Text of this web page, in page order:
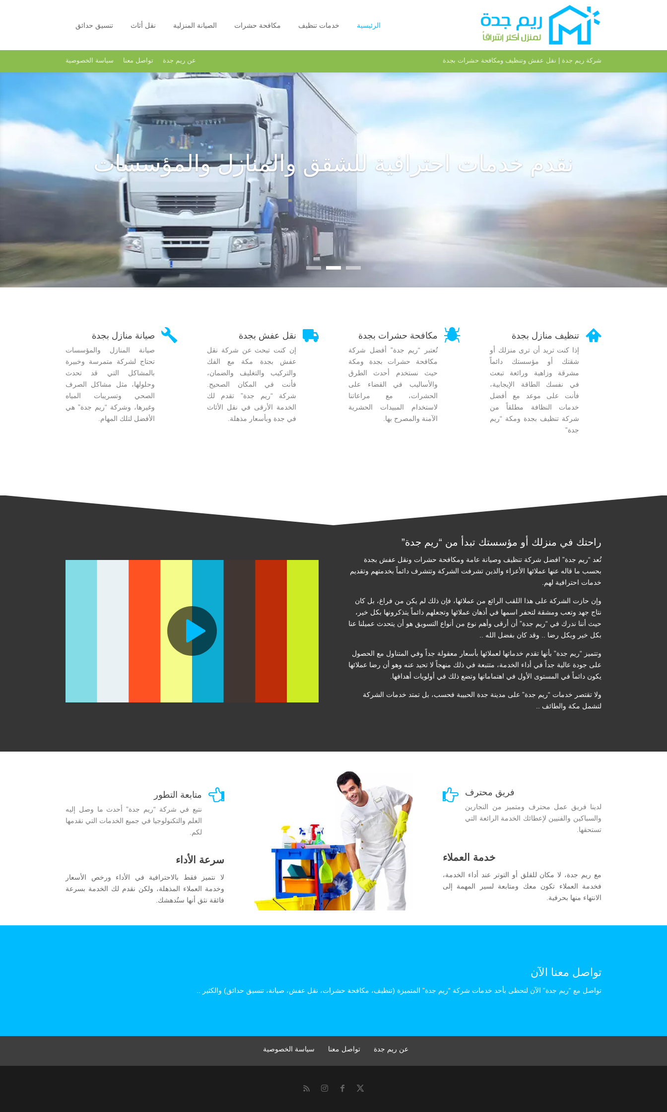
الرئيسية خدمات تنظيف مكافحة حشرات الصيانة المنزلية نقل أثاث تنسيق حدائق
شركة ريم جدة | نقل عفش وتنظيف ومكافحة حشرات بجدة عن ريم جدة تواصل معنا سياسة الخصوصية
 تنظيف منازل بجدة
إذا كنت تريد أن ترى منزلك أو
شقتك أو مؤسستك دائماً
مشرقة وزاهية ورائعة تبعث
في نفسك الطاقة الإيجابية،
فأنت على موعد مع أفضل
خدمات النظافة مطلقاً من
شركة تنظيف بجدة ومكة “ريم
جدة”
 مكافحة حشرات بجدة
تُعتبر “ريم جدة” أفضل شركة
مكافحة حشرات بجدة ومكة
حيث نستخدم أحدث الطرق
والأساليب في القضاء على
الحشرات، مع مراعاتنا
لاستخدام المبيدات الحشرية
الآمنة والمصرح بها.
 نقل عفش بجدة
إن كنت تبحث عن شركة نقل
عفش بجدة مكة مع الفك
والتركيب والتغليف والضمان،
فأنت في المكان الصحيح.
شركة “ريم جدة” تقدم لك
الخدمة الأرقى في نقل الأثاث
في جدة وبأسعار مذهلة.
 صيانة منازل بجدة
صيانة المنازل والمؤسسات
تحتاج لشركة متمرسة وخبيرة
بالمشاكل التي قد تحدث
وحلولها، مثل مشاكل الصرف
الصحي وتسريبات المياه
وغيرها، وشركة “ريم جدة” هي
الأفضل لتلك المهام.
راحتك في منزلك أو مؤسستك تبدأ من “ريم جدة”
تُعد “ريم جدة” افضل شركة تنظيف وصيانة عامة ومكافحة حشرات ونقل عفش بجدة
بحسب ما قاله عنها عملائها الأعزاء والذين تشرفت الشركة وتتشرف دائماً بخدمتهم وتقديم
خدمات احترافية لهم.
وإن حازت الشركة على هذا اللقب الرائع من عملائها، فإن ذلك لم يكن من فراغ، بل كان
نتاج جهد وتعب ومشقة لتحفر اسمها في أذهان عملائها وتجعلهم دائماً يتذكرونها بكل خير،
حيث أننا ندرك في “ريم جدة” أن أرقى وأهم نوع من أنواع التسويق هو أن يتحدث عميلنا عنا
بكل خير وبكل رضا .. وقد كان بفضل الله ..
وتتميز “ريم جدة” بأنها تقدم خدماتها لعملائها بأسعار معقولة جداً وفي المتناول مع الحصول
على جودة عالية جداً في أداء الخدمة، متتبعة في ذلك منهجاً لا تحيد عنه وهو أن رضا عملائها
يكون دائماً في المستوى الأول في اهتماماتها وتضع ذلك في أولويات أهدافها.
ولا تقتصر خدمات “ريم جدة” على مدينة جدة الحبيبة فحسب، بل تمتد خدمات الشركة
لتشمل مكة والطائف ..
 فريق محترف
لدينا فريق عمل محترف ومتميز من النجارين
والسباكين والفنيين لإعطائك الخدمة الرائعة التي
تستحقها.
خدمة العملاء
مع ريم جدة، لا مكان للقلق أو التوتر عند أداء الخدمة،
فخدمة العملاء تكون معك ومتابعة لسير المهمة إلى
الانتهاء منها بحرفية.
 متابعة التطور
نتبع في شركة “ريم جدة” أحدث ما وصل إليه
العلم والتكنولوجيا في جميع الخدمات التي نقدمها
لكم.
سرعة الأداء
لا نتميز فقط بالاحترافية في الأداء ورخص الأسعار
وخدمة العملاء المذهلة، ولكن نقدم لك الخدمة بسرعة
فائقة نثق أنها ستُدهشك.
تواصل معنا الآن
تواصل مع “ريم جدة” الآن لتحظى بأحد خدمات شركة “ريم جدة” المتميزة (تنظيف، مكافحة حشرات، نقل عفش، صيانة، تنسيق حدائق) والكثير ..
عن ريم جدة تواصل معنا سياسة الخصوصية